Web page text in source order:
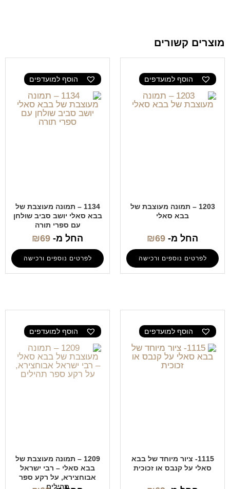
מוצרים קשורים
הוסף למועדפים
1203 – תמונה מעוצבת של
בבא סאלי
החל מ- ₪69
לפרטים נוספים ורכישה
הוסף למועדפים
1134 – תמונה מעוצבת של
בבא סאלי יושב סביב שולחן
עם ספרי תורה
החל מ- ₪69
לפרטים נוספים ורכישה
הוסף למועדפים
1115- ציור מיוחד של בבא
סאלי על קנבס או זכוכית
הוסף למועדפים
1209 – תמונה מעוצבת של
בבא סאלי – רבי ישראל
אבוחצירא, על רקע ספר
תהילים